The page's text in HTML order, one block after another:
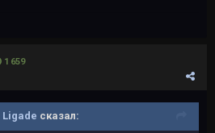
1 659
Ligade сказал: